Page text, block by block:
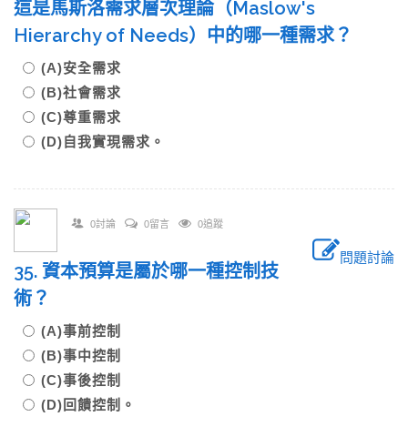
這是馬斯洛需求層次理論（Maslow's
Hierarchy of Needs）中的哪一種需求？
(A)安全需求
(B)社會需求
(C)尊重需求
(D)自我實現需求。
0討論 0留言 0追蹤
問題討論
35. 資本預算是屬於哪一種控制技
術？
(A)事前控制
(B)事中控制
(C)事後控制
(D)回饋控制。